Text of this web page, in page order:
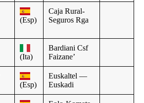
(Esp)
Caja Rural-
Seguros Rga
(Ita)
Bardiani Csf
Faizane’
(Esp)
Euskaltel —
Euskadi